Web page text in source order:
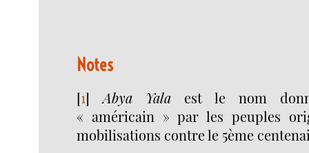
Notes
[1]Abya Yala est le nom
« américain » par les peuples
mobilisations contre le 5ème